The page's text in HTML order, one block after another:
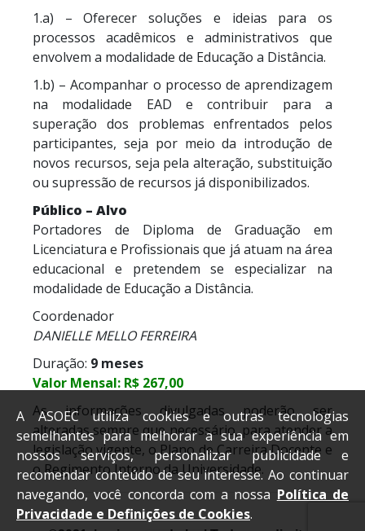
1.a) – Oferecer soluções e ideias para os
processos acadêmicos e administrativos que
envolvem a modalidade de Educação a Distância.
1.b) – Acompanhar o processo de aprendizagem
na modalidade EAD e contribuir para a
superação dos problemas enfrentados pelos
participantes, seja por meio da introdução de
novos recursos, seja pela alteração, substituição
ou supressão de recursos já disponibilizados.
Público – Alvo
Portadores de Diploma de Graduação em
Licenciatura e Profissionais que já atuam na área
educacional e pretendem se especializar na
modalidade de Educação a Distância.
Coordenador
DANIELLE MELLO FERREIRA
Duração: 9 meses
Valor Mensal: R$ 267,00
As informações divulgadas poderão ser
alteradas sempre que necessário, para atender a
legislação vigente, o Plano de Carreira Docente e
o Regimento Interno da Universidade.
A ASOEC utiliza cookies e outras tecnologias
semelhantes para melhorar a sua experiência em
nossos serviços, personalizar publicidade e
recomendar conteúdo de seu interesse. Ao continuar
navegando, você concorda com a nossa Política de
Privacidade e Definições de Cookies.